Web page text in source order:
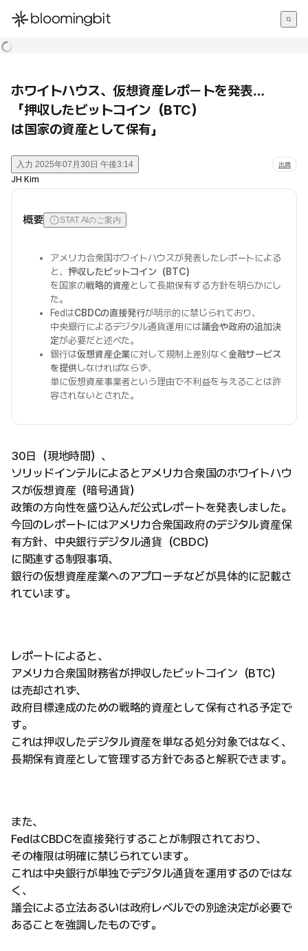
한국어
ホワイトハウス、仮想資産レポートを発表…
「押収したビットコイン（BTC）
は国家の資産として保有」
入力 2025年07月30日 午後3:14 出典
JH Kim
概要 STAT AIのご案内
アメリカ合衆国ホワイトハウスが発表したレポートによる
と、 押収したビットコイン（BTC）
を国家の戦略的資産として長期保有する方針を明らかにし
た。
FedはCBDCの直接発行が明示的に禁じられており、
中央銀行によるデジタル通貨運用には議会や政府の追加決
定が必要だと述べた。
銀行は仮想資産企業に対して規制上差別なく金融サービス
を提供しなければならず、
単に仮想資産事業者という理由で不利益を与えることは許
容されないとされた。
30日（現地時間）、
ソリッドインテルによるとアメリカ合衆国のホワイトハウ
スが仮想資産（暗号通貨）
政策の方向性を盛り込んだ公式レポートを発表しました。
今回のレポートにはアメリカ合衆国政府のデジタル資産保
有方針、中央銀行デジタル通貨（CBDC）
に関連する制限事項、
銀行の仮想資産産業へのアプローチなどが具体的に記載さ
れています。
レポートによると、
アメリカ合衆国財務省が押収したビットコイン（BTC）
は売却されず、
政府目標達成のための戦略的資産として保有される予定で
す。
これは押収したデジタル資産を単なる処分対象ではなく、
長期保有資産として管理する方針であると解釈できます。
また、
FedはCBDCを直接発行することが制限されており、
その権限は明確に禁じられています。
これは中央銀行が単独でデジタル通貨を運用するのではな
く、
議会による立法あるいは政府レベルでの別途決定が必要で
あることを強調したものです。